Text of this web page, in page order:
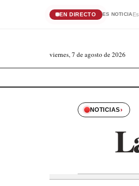
EN DIRECTO ES NOTICIA
viernes, 7 de agosto de 2026
NOTICIAS›